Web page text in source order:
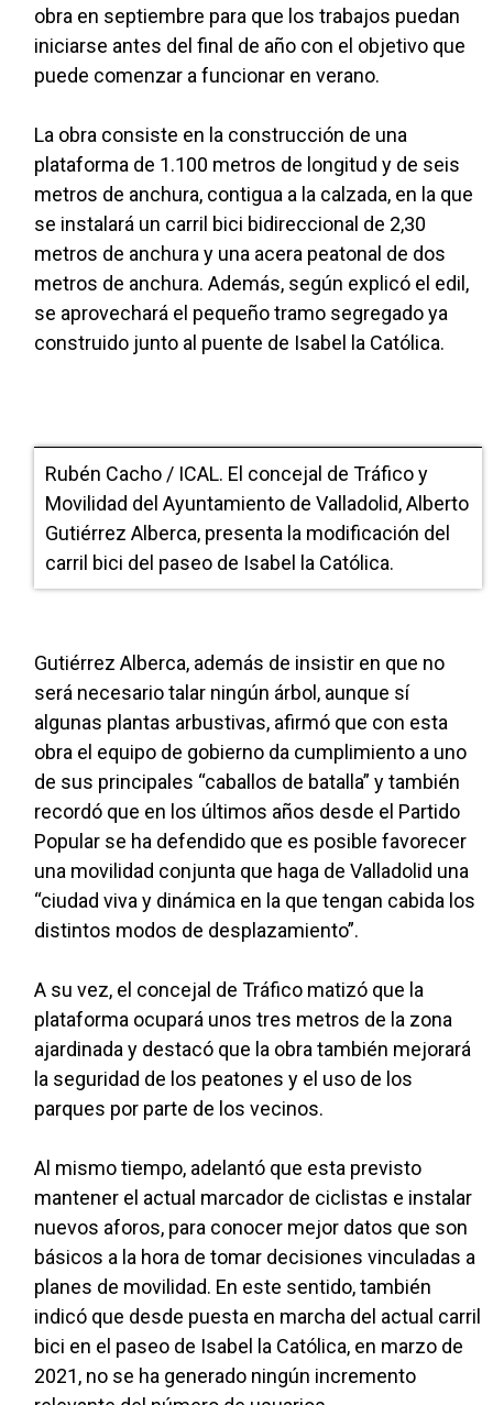
obra en septiembre para que los trabajos puedan
iniciarse antes del final de año con el objetivo que
puede comenzar a funcionar en verano.
La obra consiste en la construcción de una
plataforma de 1.100 metros de longitud y de seis
metros de anchura, contigua a la calzada, en la que
se instalará un carril bici bidireccional de 2,30
metros de anchura y una acera peatonal de dos
metros de anchura. Además, según explicó el edil,
se aprovechará el pequeño tramo segregado ya
construido junto al puente de Isabel la Católica.
Rubén Cacho / ICAL. El concejal de Tráfico y
Movilidad del Ayuntamiento de Valladolid, Alberto
Gutiérrez Alberca, presenta la modificación del
carril bici del paseo de Isabel la Católica.
Gutiérrez Alberca, además de insistir en que no
será necesario talar ningún árbol, aunque sí
algunas plantas arbustivas, afirmó que con esta
obra el equipo de gobierno da cumplimiento a uno
de sus principales “caballos de batalla” y también
recordó que en los últimos años desde el Partido
Popular se ha defendido que es posible favorecer
una movilidad conjunta que haga de Valladolid una
“ciudad viva y dinámica en la que tengan cabida los
distintos modos de desplazamiento”.
A su vez, el concejal de Tráfico matizó que la
plataforma ocupará unos tres metros de la zona
ajardinada y destacó que la obra también mejorará
la seguridad de los peatones y el uso de los
parques por parte de los vecinos.
Al mismo tiempo, adelantó que esta previsto
mantener el actual marcador de ciclistas e instalar
nuevos aforos, para conocer mejor datos que son
básicos a la hora de tomar decisiones vinculadas a
planes de movilidad. En este sentido, también
indicó que desde puesta en marcha del actual carril
bici en el paseo de Isabel la Católica, en marzo de
2021, no se ha generado ningún incremento